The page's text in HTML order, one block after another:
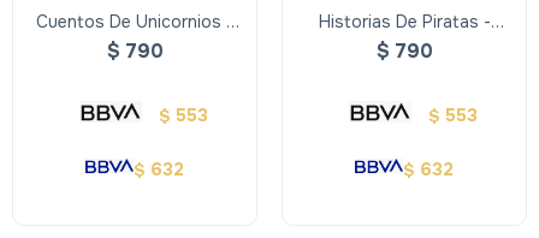
Cuentos De Unicornios -
Historias De 5 Minutos
$ 790
$ 553
$ 632
Historias De Piratas -
Cuentos De 5 Minutos
$ 790
$ 553
$ 632